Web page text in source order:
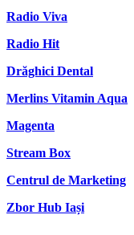
Radio Viva
Radio Hit
Drăghici Dental
Merlins Vitamin Aqua
Magenta
Stream Box
Centrul de Marketing
Zbor Hub Iași